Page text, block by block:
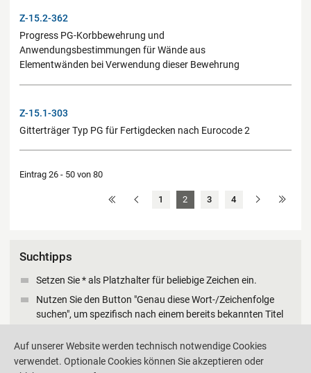
Z-15.2-362
Progress PG-Korbbewehrung und
Anwendungsbestimmungen für Wände aus
Elementwänden bei Verwendung dieser Bewehrung
Z-15.1-303
Gitterträger Typ PG für Fertigdecken nach Eurocode 2
Eintrag 26 - 50 von 80
1 2 3 4
Suchtipps
Setzen Sie * als Platzhalter für beliebige Zeichen ein.
Nutzen Sie den Button "Genau diese Wort-/Zeichenfolge
suchen", um spezifisch nach einem bereits bekannten Titel
Auf unserer Website werden technisch notwendige Cookies
verwendet. Optionale Cookies können Sie akzeptieren oder